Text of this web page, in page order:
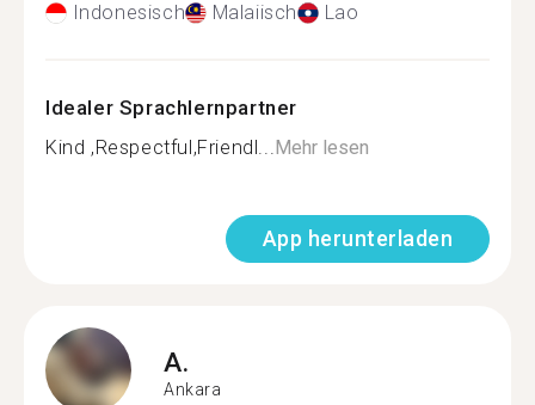
Indonesisch Malaiisch Lao
Idealer Sprachlernpartner
Kind ,Respectful,Friendl...Mehr lesen
App herunterladen
A.
Ankara